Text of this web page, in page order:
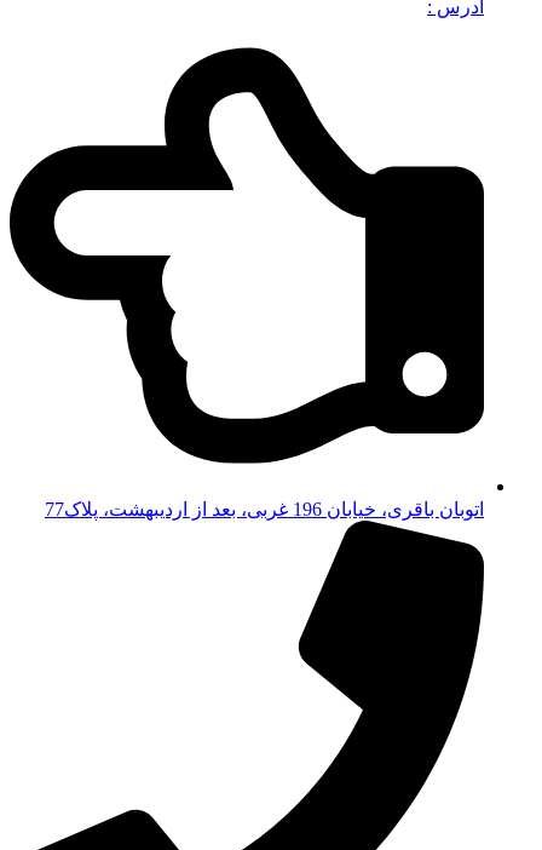
آدرس :
اتوبان باقری، خیابان 196 غربی، بعد از اردیبهشت، پلاک77